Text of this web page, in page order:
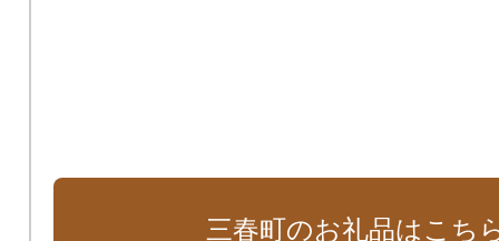
三春町のお礼品はこち